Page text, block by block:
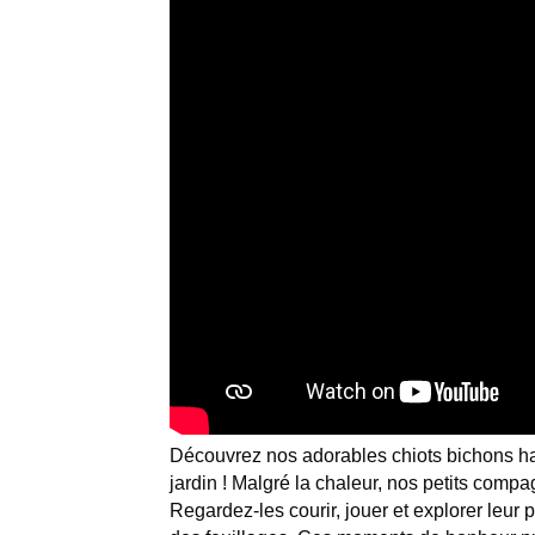
Découvrez nos adorables chiots bichons
jardin ! Malgré la chaleur, nos petits
Regardez-les courir, jouer et explorer leur